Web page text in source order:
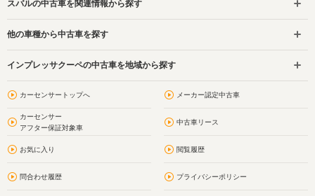
スバルの中古車を関連情報から探す
他の車種から中古車を探す
インプレッサクーペの中古車を地域から探す
カーセンサートップへ メーカー認定中古車
カーセンサー
アフター保証対象車
中古車リース
お気に入り 閲覧履歴
問合わせ履歴 プライバシーポリシー